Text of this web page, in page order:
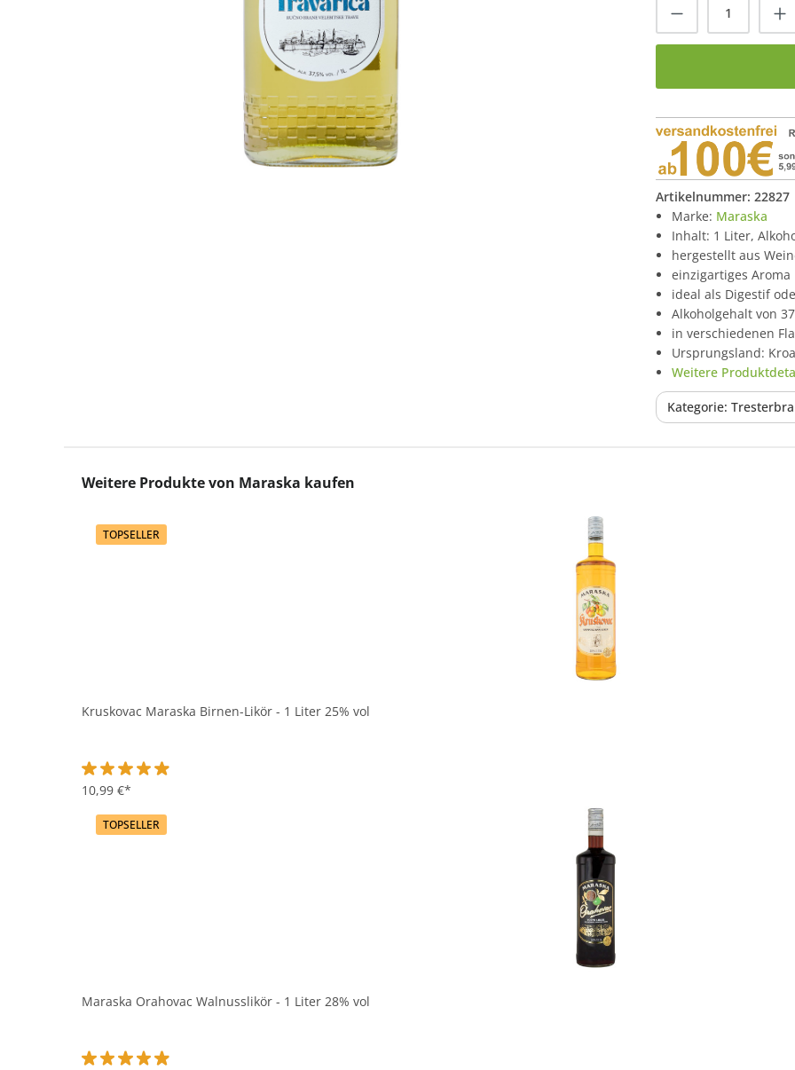
Produkt
Artikelnummer: 22827
Marke: Maraska
Inhalt: 1 Liter,
hergestellt aus
einzigartiges
ideal als Digestif
Alkoholgehalt von
in verschiedenen
Ursprungsland:
Weitere
Kategorie:
Produktgalerie überspringen
Weitere Produkte von Maraska kaufen
TOPSELLER
Kruskovac Maraska Birnen-Likör - 1 Liter 25% vol
Durchschnittliche Bewertung von 4.9 von 5 Sternen
10,99 €*
In den Korb
TOPSELLER
Maraska Orahovac Walnusslikör - 1 Liter 28% vol
In den Korb